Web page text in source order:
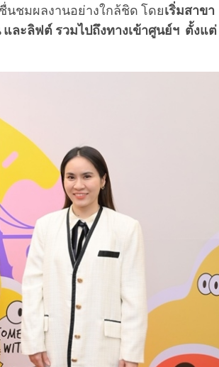
นชมผลงานอย่างใกล้ชิด โดยเริ่มสาขา
ละลิฟต์ รวมไปถึงทางเข้าศูนย์ฯ ตั้งแต่